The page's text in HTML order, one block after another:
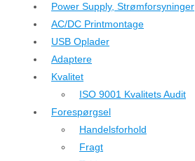
Power Supply, Strømforsyninger
AC/DC Printmontage
USB Oplader
Adaptere
Kvalitet
ISO 9001 Kvalitets Audit
Forespørgsel
Handelsforhold
Fragt